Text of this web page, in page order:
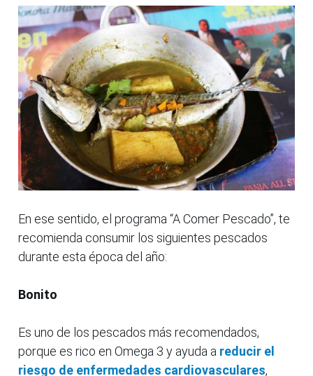
En ese sentido, el programa “A Comer Pescado”, te
recomienda consumir los siguientes pescados
durante esta época del año:
Bonito
Es uno de los pescados más recomendados,
porque es rico en Omega 3 y ayuda a reducir el
riesgo de enfermedades cardiovasculares,